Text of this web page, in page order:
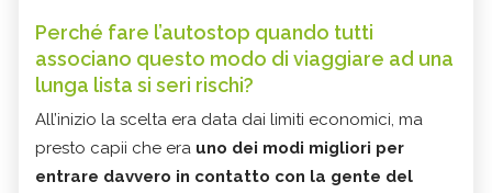
Perché fare l’autostop quando tutti
associano questo modo di viaggiare ad una
lunga lista si seri rischi?
All’inizio la scelta era data dai limiti economici, ma
presto capii che era uno dei modi migliori per
entrare davvero in contatto con la gente del